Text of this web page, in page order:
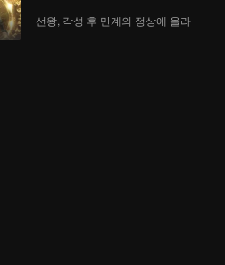
선왕, 각성 후 만계의 정상에 올라